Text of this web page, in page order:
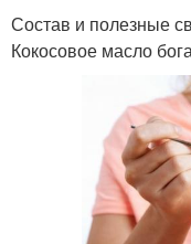
Состав и полезные
Кокосовое масло